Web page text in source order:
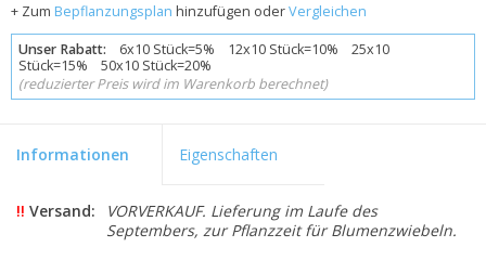
+ Zum Bepflanzungsplan hinzufügen oderVergleichen
Unser Rabatt: 6x10 Stück=5% 12x10 Stück=10% 25x10
Stück=15% 50x10 Stück=20%
(reduzierter Preis wird im Warenkorb berechnet)
Informationen Eigenschaften
!! Versand:
VORVERKAUF. Lieferung im Laufe des
Septembers, zur Pflanzzeit für Blumenzwiebeln.